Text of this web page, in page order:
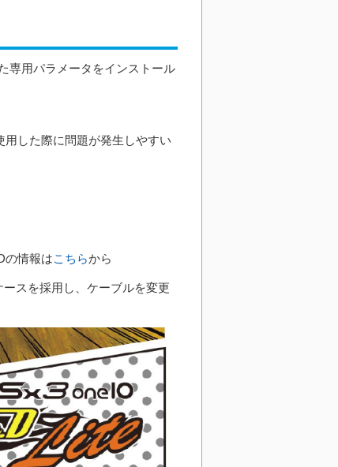
専用パラメータをインストール
用した際に問題が発生しやすい
の情報はこちらから
スを採用し、ケーブルを変更